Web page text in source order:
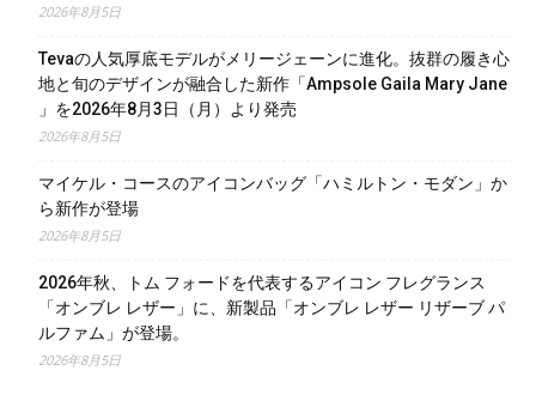
2026年8月5日
Tevaの人気厚底モデルがメリージェーンに進化。抜群の履き心
地と旬のデザインが融合した新作「Ampsole Gaila Mary Jane
」を2026年8月3日（月）より発売
2026年8月5日
マイケル・コースのアイコンバッグ「ハミルトン・モダン」か
ら新作が登場
2026年8月5日
2026年秋、トム フォードを代表するアイコン フレグランス
「オンブレ レザー」に、新製品「オンブレ レザー リザーブ パ
ルファム」が登場。
2026年8月5日